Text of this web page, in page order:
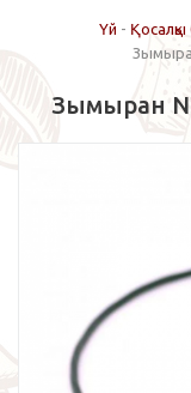
Үй -
Зымыран